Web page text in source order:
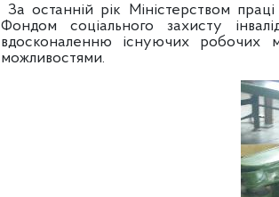
За останній рік Міністерством
Фондом соціального захисту
вдосконаленню існуючих робочих
можливостями.